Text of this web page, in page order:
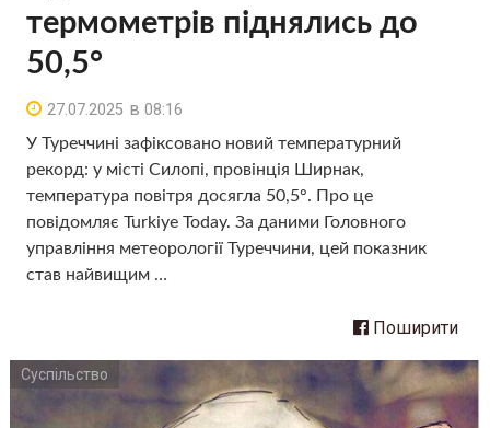
термометрів піднялись до
50,5°
27.07.2025 в 08:16
У Туреччині зафіксовано новий температурний
рекорд: у місті Силопі, провінція Ширнак,
температура повітря досягла 50,5°. Про це
повідомляє Turkiye Today. За даними Головного
управління метеорології Туреччини, цей показник
став найвищим …
Поширити
Суспільство